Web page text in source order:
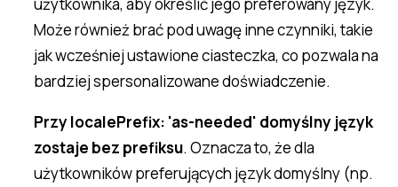
Może również brać pod uwagę inne czynniki, takie
jak wcześniej ustawione ciasteczka, co pozwala na
bardziej spersonalizowane doświadczenie.
Przy localePrefix: 'as-needed' domyślny język
zostaje bez prefiksu. Oznacza to, że dla
użytkowników preferujących język domyślny (np.